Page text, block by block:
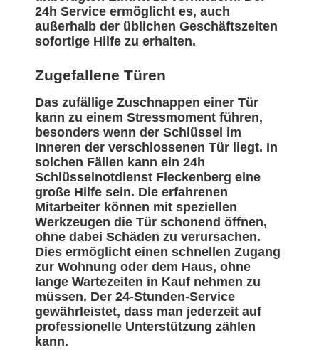
24h Service ermöglicht es, auch
außerhalb der üblichen Geschäftszeiten
sofortige Hilfe zu erhalten.
Zugefallene Türen
Das zufällige Zuschnappen einer Tür
kann zu einem Stressmoment führen,
besonders wenn der Schlüssel im
Inneren der verschlossenen Tür liegt. In
solchen Fällen kann ein 24h
Schlüsselnotdienst Fleckenberg eine
große Hilfe sein. Die erfahrenen
Mitarbeiter können mit speziellen
Werkzeugen die Tür schonend öffnen,
ohne dabei Schäden zu verursachen.
Dies ermöglicht einen schnellen Zugang
zur Wohnung oder dem Haus, ohne
lange Wartezeiten in Kauf nehmen zu
müssen. Der 24-Stunden-Service
gewährleistet, dass man jederzeit auf
professionelle Unterstützung zählen
kann.